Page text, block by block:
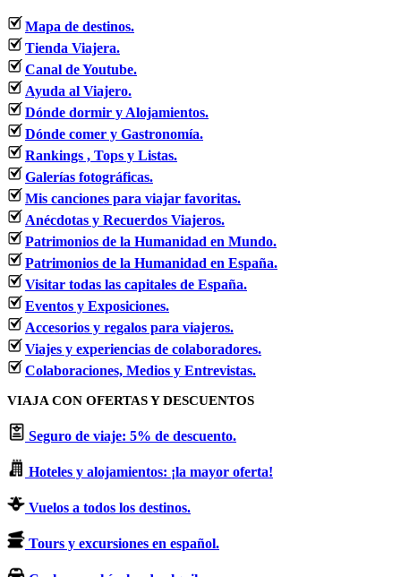
Mapa de destinos.
Tienda Viajera.
Canal de Youtube.
Ayuda al Viajero.
Dónde dormir y Alojamientos.
Dónde comer y Gastronomía.
Rankings , Tops y Listas.
Galerías fotográficas.
Mis canciones para viajar favoritas.
Anécdotas y Recuerdos Viajeros.
Patrimonios de la Humanidad en Mundo.
Patrimonios de la Humanidad en España.
Visitar todas las capitales de España.
Eventos y Exposiciones.
Accesorios y regalos para viajeros.
Viajes y experiencias de colaboradores.
Colaboraciones, Medios y Entrevistas.
VIAJA CON OFERTAS Y DESCUENTOS
Seguro de viaje: 5% de descuento.
Hoteles y alojamientos: ¡la mayor oferta!
Vuelos a todos los destinos.
Tours y excursiones en español.